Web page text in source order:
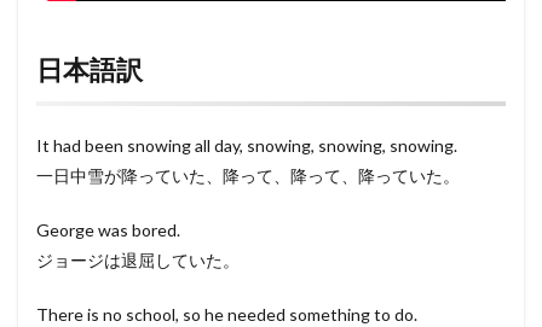
日本語訳
It had been snowing all day, snowing, snowing, snowing.
一日中雪が降っていた、降って、降って、降っていた。
George was bored.
ジョージは退屈していた。
There is no school, so he needed something to do.